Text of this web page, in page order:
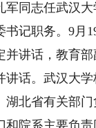
志任武汉大
书记职务。9月
并讲话，教育
话。武汉大学
省有关部门
院系主要负责